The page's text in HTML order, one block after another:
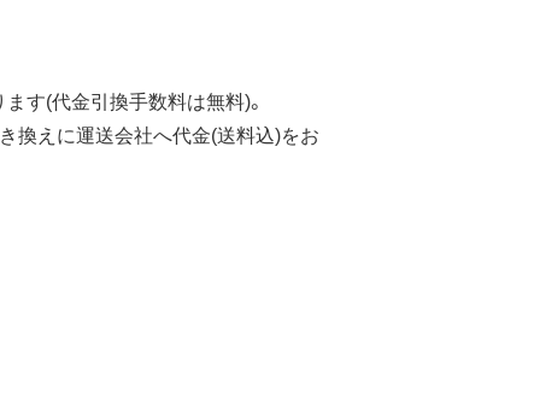
す(代金引換手数料は無料)。
換えに運送会社へ代金(送料込)をお